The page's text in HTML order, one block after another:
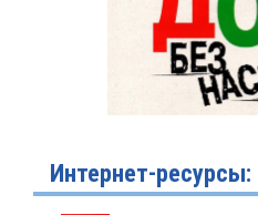
Интернет-ресурсы: